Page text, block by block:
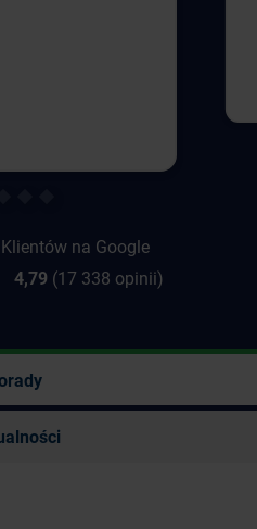
na Google
4,79 (17 338 opinii)